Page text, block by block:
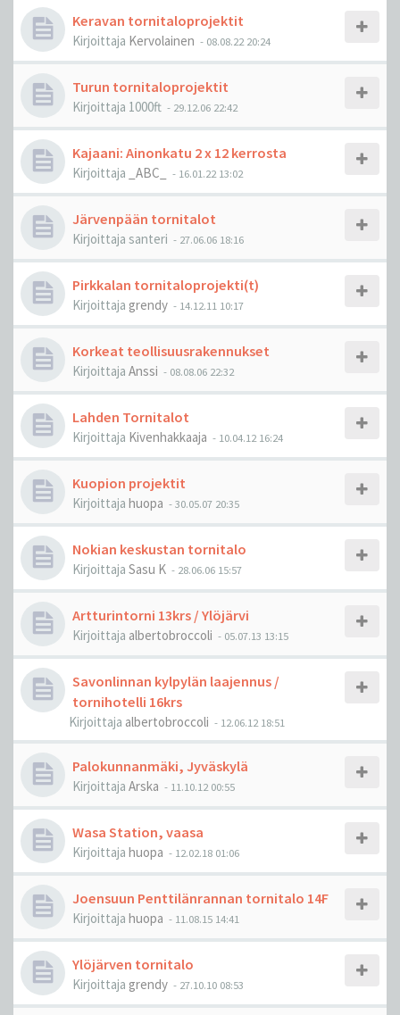
Keravan tornitaloprojektit
Kirjoittaja Kervolainen - 08.08.22 20:24
Turun tornitaloprojektit
Kirjoittaja 1000ft - 29.12.06 22:42
Kajaani: Ainonkatu 2 x 12 kerrosta
Kirjoittaja _ABC_ - 16.01.22 13:02
Järvenpään tornitalot
Kirjoittaja santeri - 27.06.06 18:16
Pirkkalan tornitaloprojekti(t)
Kirjoittaja grendy - 14.12.11 10:17
Korkeat teollisuusrakennukset
Kirjoittaja Anssi - 08.08.06 22:32
Lahden Tornitalot
Kirjoittaja Kivenhakkaaja - 10.04.12 16:24
Kuopion projektit
Kirjoittaja huopa -30.05.07 20:35
Nokian keskustan tornitalo
Kirjoittaja Sasu K - 28.06.06 15:57
Artturintorni 13krs / Ylöjärvi
Kirjoittaja albertobroccoli - 05.07.13 13:15
Savonlinnan kylpylän laajennus /
tornihotelli 16krs
Kirjoittaja albertobroccoli - 12.06.12 18:51
Palokunnanmäki, Jyväskylä
Kirjoittaja Arska - 11.10.12 00:55
Wasa Station, vaasa
Kirjoittaja huopa - 12.02.18 01:06
Joensuun Penttilänrannan tornitalo 14F
Kirjoittaja huopa - 11.08.15 14:41
Ylöjärven tornitalo
Kirjoittaja grendy - 27.10.10 08:53